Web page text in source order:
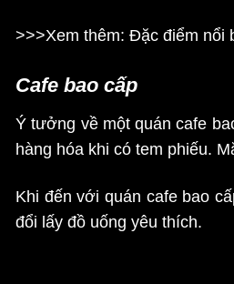
>>>Xem thêm: Đặc điểm nổi
Cafe bao cấp
Ý tưởng về một quán cafe
hàng hóa khi có tem phiếu.
Khi đến với quán cafe bao
đổi lấy đồ uống yêu thích.